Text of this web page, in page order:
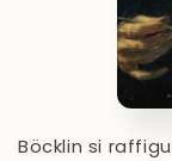
Böcklin si